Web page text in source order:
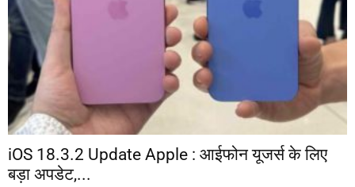
iOS 18.3.2 Update Apple : आईफोन यूजर्स के लिए
बड़ा अपडेट,...